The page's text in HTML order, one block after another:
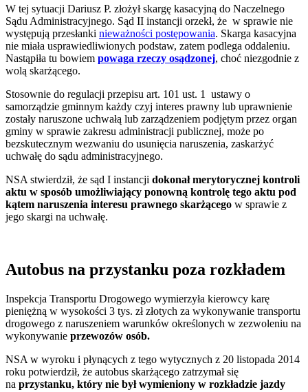
W tej sytuacji Dariusz P. złożył skargę kasacyjną do Naczelnego
Sądu Administracyjnego. Sąd II instancji orzekł, że w sprawie nie
występują przesłanki nieważności postępowania. Skarga kasacyjna
nie miała usprawiedliwionych podstaw, zatem podlega oddaleniu.
Nastąpiła tu bowiem powaga rzeczy osądzonej, choć niezgodnie z
wolą skarżącego.
Stosownie do regulacji przepisu art. 101 ust. 1 ustawy o
samorządzie gminnym każdy czyj interes prawny lub uprawnienie
zostały naruszone uchwałą lub zarządzeniem podjętym przez organ
gminy w sprawie zakresu administracji publicznej, może po
bezskutecznym wezwaniu do usunięcia naruszenia, zaskarżyć
uchwałę do sądu administracyjnego.
NSA stwierdził, że sąd I instancji dokonał merytorycznej kontroli
aktu w sposób umożliwiający ponowną kontrolę tego aktu pod
kątem naruszenia interesu prawnego skarżącego w sprawie z
jego skargi na uchwałę.
Autobus na przystanku poza rozkładem
Inspekcja Transportu Drogowego wymierzyła kierowcy karę
pieniężną w wysokości 3 tys. zł złotych za wykonywanie transportu
drogowego z naruszeniem warunków określonych w zezwoleniu na
wykonywanie przewozów osób.
NSA w wyroku i płynących z tego wytycznych z 20 listopada 2014
roku potwierdził, że autobus skarżącego zatrzymał się
na przystanku, który nie był wymieniony w rozkładzie jazdy